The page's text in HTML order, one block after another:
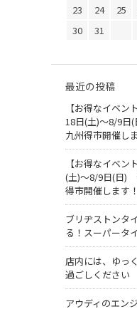
23 24 25
30
31
最近の投稿
【お得なイベン
18日(土)～8/9
九州得市開催し
【お得なイベン
(土)～8/9日(日)
得市開催します！
ブリヂストンタ
る！スーパータ
店内には、ゆっ
過ごしください
アウディのエン